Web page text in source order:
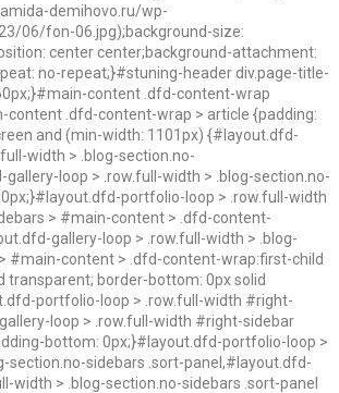
demihovo.ru/wp-
06/fon-06.jpg);background-size:
center center;background-attachment:
no-repeat;}#stuning-header div.page-title-
content .dfd-content-wrap
content .dfd-content-wrap > article {padding:
and (min-width: 1101px) {#layout.dfd-
width > .blog-section.no-
loop > .row.full-width > .blog-section.no-
portfolio-loop > .row.full-width
> #main-content > .dfd-content-
gallery-loop > .row.full-width > .blog-
#main-content > .dfd-content-wrap:first-child
transparent; border-bottom: 0px solid
portfolio-loop > .row.full-width #right-
loop > .row.full-width #right-sidebar
bottom: 0px;}#layout.dfd-portfolio-loop >
section.no-sidebars .sort-panel,#layout.dfd-
width > .blog-section.no-sidebars .sort-panel